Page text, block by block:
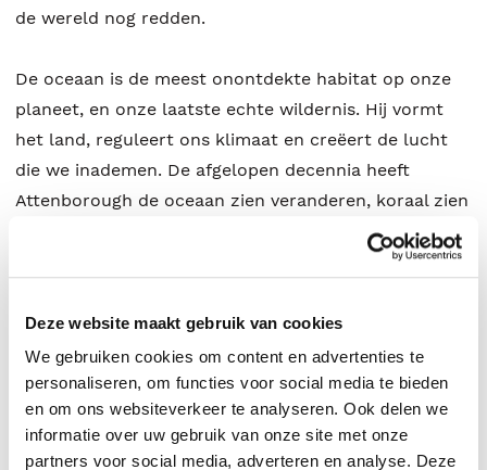
Deze website maakt gebruik van cookies
We gebruiken cookies om content en advertenties te
personaliseren, om functies voor social media te bieden
en om ons websiteverkeer te analyseren. Ook delen we
informatie over uw gebruik van onze site met onze
partners voor social media, adverteren en analyse. Deze
de wereld nog redden.
De oceaan is de meest onontdekte habitat op onze
planeet, en onze laatste echte wildernis. Hij vormt
het land, reguleert ons klimaat en creëert de lucht
die we inademen. De afgelopen decennia heeft
Attenborough de oceaan zien veranderen, koraal zien
uitsterven en het klimaat zien verslechteren.
verhalen, de geschiedenis en baanbrekend
wetenschappelijk onderzoek waarom de oceaan nou
zo wonderbaarlijk, fragiel en bijzonder veerkrachtig is
hij is het deel van onze planeet dat het snelst kan
herstellen. Tijdens ons leven kunnen we maritiem